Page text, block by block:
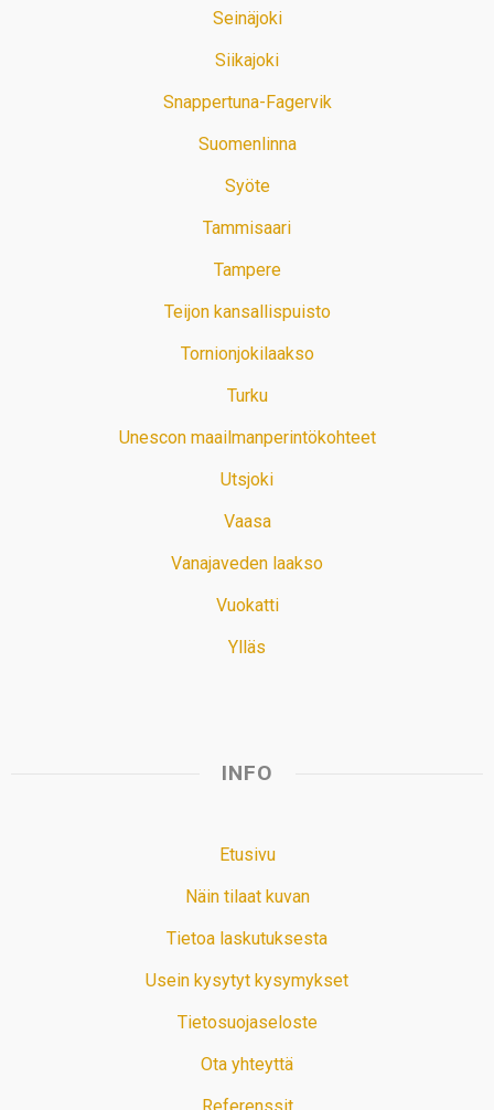
Seinäjoki
Siikajoki
Snappertuna-Fagervik
Suomenlinna
Syöte
Tammisaari
Tampere
Teijon kansallispuisto
Tornionjokilaakso
Turku
Unescon maailmanperintökohteet
Utsjoki
Vaasa
Vanajaveden laakso
Vuokatti
Ylläs
INFO
Etusivu
Näin tilaat kuvan
Tietoa laskutuksesta
Usein kysytyt kysymykset
Tietosuojaseloste
Ota yhteyttä